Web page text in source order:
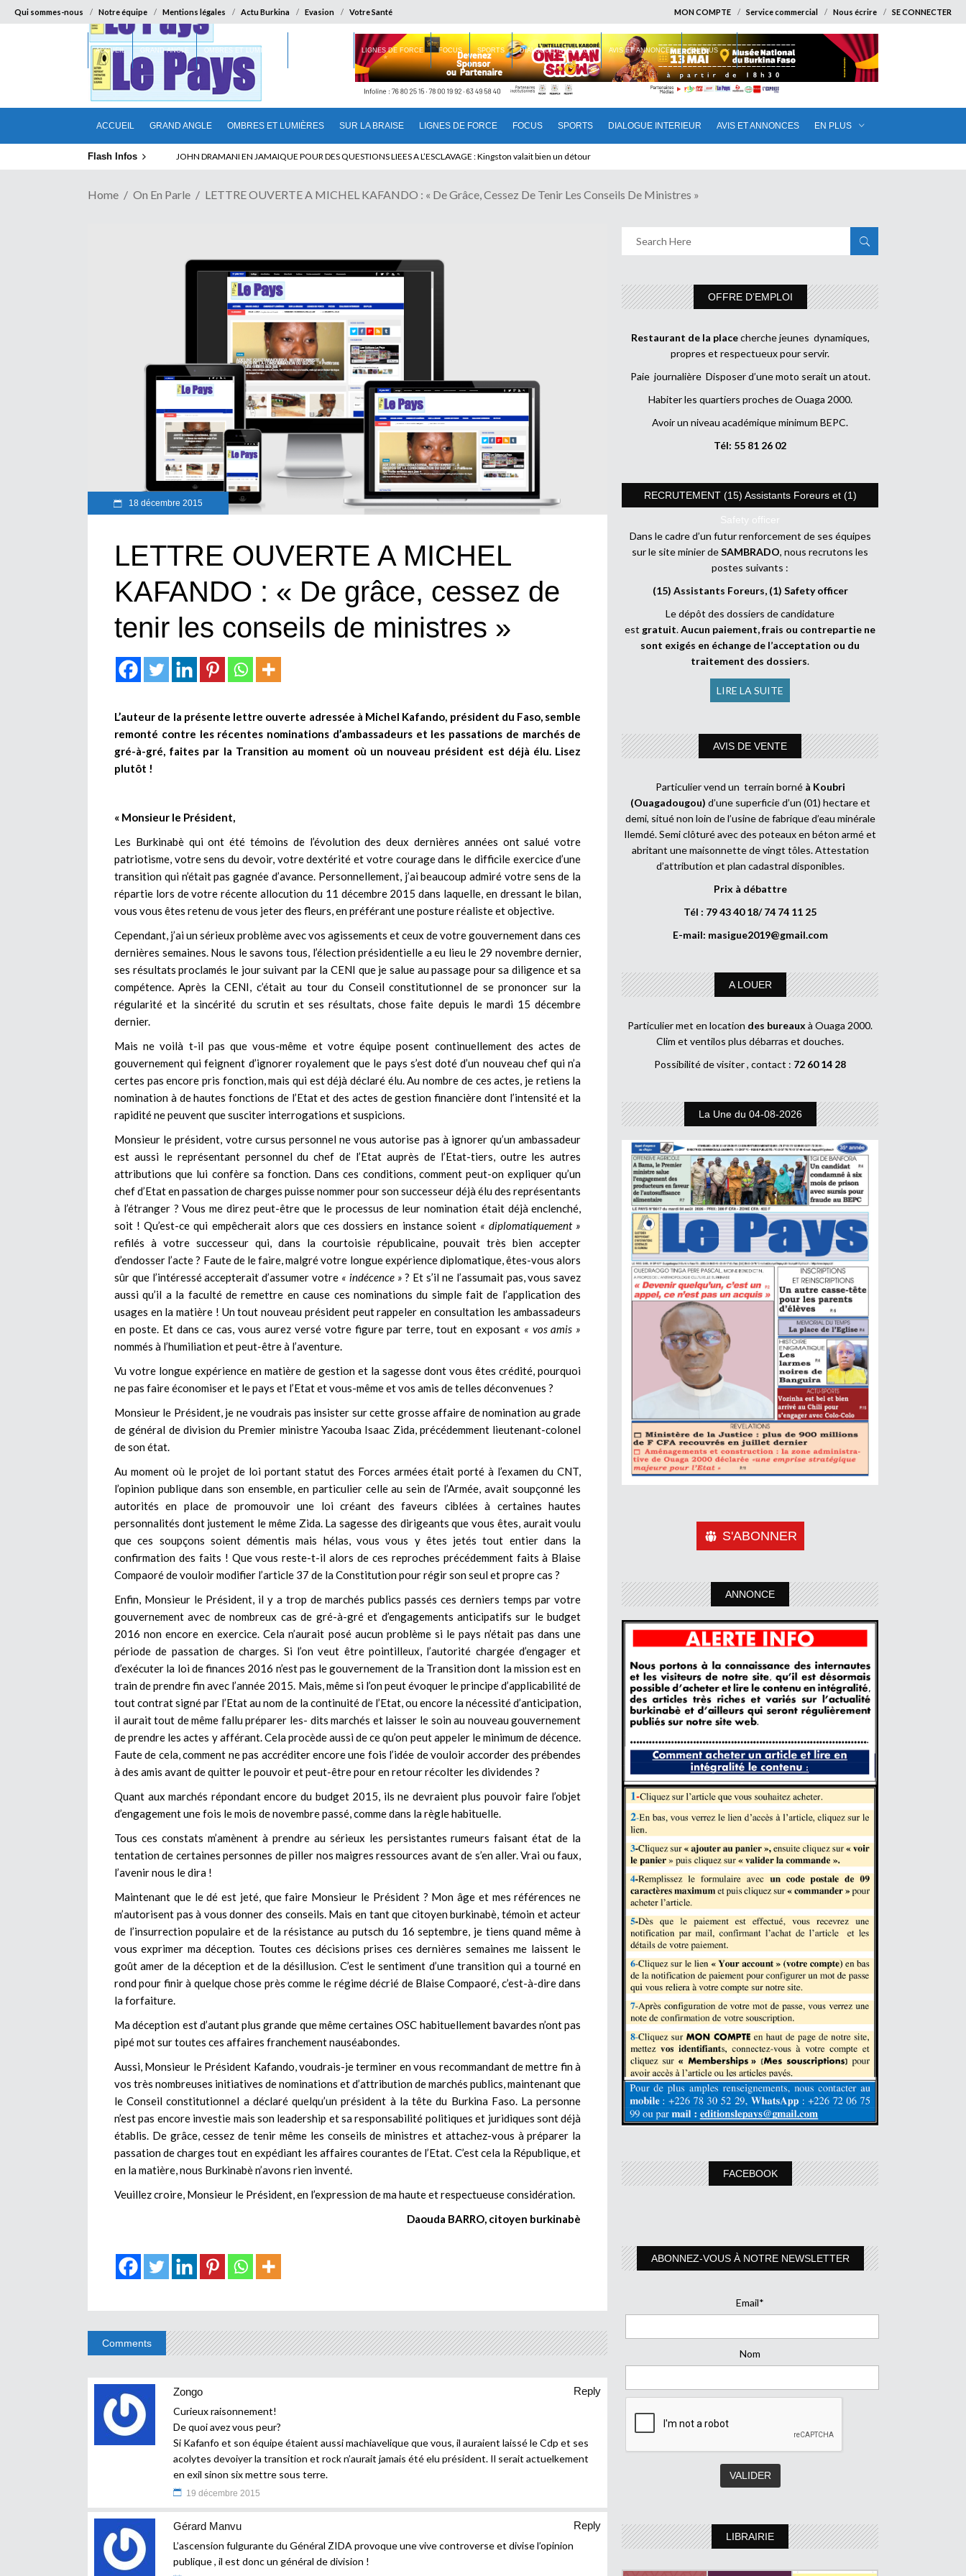
Qui sommes-nous Notre équipe Mentions légales Actu Burkina Evasion Votre Santé MON COMPTE Service commercial Nous écrire SE CONNECTER
ACCUEIL GRAND ANGLE OMBRES ET LUMIÈRES SUR LA BRAISE LIGNES DE FORCE FOCUS SPORTS DIALOGUE INTERIEUR AVIS ET ANNONCES EN PLUS
ACCUEIL GRAND ANGLE OMBRES ET LUMIÈRES LIGNES DE FORCE FOCUS SPORTS DIALOGUE INTERIEUR AVIS ET ANNONCES EN PLUS
Flash Infos JOHN DRAMANI EN JAMAIQUE POUR DES QUESTIONS LIEES A L’ESCLAVAGE : Kingston valait bien un détour
Home On En Parle LETTRE OUVERTE A MICHEL KAFANDO : « De Grâce, Cessez De Tenir Les Conseils De Ministres »
18 décembre 2015
LETTRE OUVERTE A MICHEL
KAFANDO : « De grâce, cessez de
tenir les conseils de ministres »
L’auteur de la présente lettre ouverte adressée à Michel Kafando, président du Faso, semble
remonté contre les récentes nominations d’ambassadeurs et les passations de marchés de
gré-à-gré, faites par la Transition au moment où un nouveau président est déjà élu. Lisez
plutôt !
« Monsieur le Président,
Les Burkinabè qui ont été témoins de l’évolution des deux dernières années ont salué votre
patriotisme, votre sens du devoir, votre dextérité et votre courage dans le difficile exercice d’une
transition qui n’était pas gagnée d’avance. Personnellement, j’ai beaucoup admiré votre sens de la
répartie lors de votre récente allocution du 11 décembre 2015 dans laquelle, en dressant le bilan,
vous vous êtes retenu de vous jeter des fleurs, en préférant une posture réaliste et objective.
Cependant, j’ai un sérieux problème avec vos agissements et ceux de votre gouvernement dans ces
dernières semaines. Nous le savons tous, l’élection présidentielle a eu lieu le 29 novembre dernier,
ses résultats proclamés le jour suivant par la CENI que je salue au passage pour sa diligence et sa
compétence. Après la CENI, c’était au tour du Conseil constitutionnel de se prononcer sur la
régularité et la sincérité du scrutin et ses résultats, chose faite depuis le mardi 15 décembre
dernier.
Mais ne voilà t-il pas que vous-même et votre équipe posent continuellement des actes de
gouvernement qui feignent d’ignorer royalement que le pays s’est doté d’un nouveau chef qui n’a
certes pas encore pris fonction, mais qui est déjà déclaré élu. Au nombre de ces actes, je retiens la
nomination à de hautes fonctions de l’Etat et des actes de gestion financière dont l’intensité et la
rapidité ne peuvent que susciter interrogations et suspicions.
Monsieur le président, votre cursus personnel ne vous autorise pas à ignorer qu’un ambassadeur
est aussi le représentant personnel du chef de l’Etat auprès de l’Etat-tiers, outre les autres
attributions que lui confère sa fonction. Dans ces conditions, comment peut-on expliquer qu’un
chef d’Etat en passation de charges puisse nommer pour son successeur déjà élu des représentants
à l’étranger ? Vous me direz peut-être que le processus de leur nomination était déjà enclenché,
soit ! Qu’est-ce qui empêcherait alors que ces dossiers en instance soient « diplomatiquement »
refilés à votre successeur qui, dans la courtoisie républicaine, pouvait très bien accepter
d’endosser l’acte ? Faute de le faire, malgré votre longue expérience diplomatique, êtes-vous alors
sûr que l’intéressé accepterait d’assumer votre « indécence »? Et s’il ne l’assumait pas, vous savez
aussi qu’il a la faculté de remettre en cause ces nominations du simple fait de l’application des
usages en la matière ! Un tout nouveau président peut rappeler en consultation les ambassadeurs
en poste. Et dans ce cas, vous aurez versé votre figure par terre, tout en exposant « vos amis »
nommés à l’humiliation et peut-être à l’aventure.
Vu votre longue expérience en matière de gestion et la sagesse dont vous êtes crédité, pourquoi
ne pas faire économiser et le pays et l’Etat et vous-même et vos amis de telles déconvenues ?
Monsieur le Président, je ne voudrais pas insister sur cette grosse affaire de nomination au grade
de général de division du Premier ministre Yacouba Isaac Zida, précédemment lieutenant-colonel
de son état.
Au moment où le projet de loi portant statut des Forces armées était porté à l’examen du CNT,
l’opinion publique dans son ensemble, en particulier celle au sein de l’Armée, avait soupçonné les
autorités en place de promouvoir une loi créant des faveurs ciblées à certaines hautes
personnalités dont justement le même Zida. La sagesse des dirigeants que vous êtes, aurait voulu
que ces soupçons soient démentis mais hélas, vous vous y êtes jetés tout entier dans la
confirmation des faits ! Que vous reste-t-il alors de ces reproches précédemment faits à Blaise
Compaoré de vouloir modifier l’article 37 de la Constitution pour régir son seul et propre cas ?
Enfin, Monsieur le Président, il y a trop de marchés publics passés ces derniers temps par votre
gouvernement avec de nombreux cas de gré-à-gré et d’engagements anticipatifs sur le budget
2016 non encore en exercice. Cela n’aurait posé aucun problème si le pays n’était pas dans une
période de passation de charges. Si l’on veut être pointilleux, l’autorité chargée d’engager et
d’exécuter la loi de finances 2016 n’est pas le gouvernement de la Transition dont la mission est en
train de prendre fin avec l’année 2015. Mais, même si l’on peut évoquer le principe d’applicabilité de
tout contrat signé par l’Etat au nom de la continuité de l’Etat, ou encore la nécessité d’anticipation,
il aurait tout de même fallu préparer les- dits marchés et laisser le soin au nouveau gouvernement
de prendre les actes y afférant. Cela procède aussi de ce qu’on peut appeler le minimum de décence.
Faute de cela, comment ne pas accréditer encore une fois l’idée de vouloir accorder des prébendes
à des amis avant de quitter le pouvoir et peut-être pour en retour récolter les dividendes ?
Quant aux marchés répondant encore du budget 2015, ils ne devraient plus pouvoir faire l’objet
d’engagement une fois le mois de novembre passé, comme dans la règle habituelle.
Tous ces constats m’amènent à prendre au sérieux les persistantes rumeurs faisant état de la
tentation de certaines personnes de piller nos maigres ressources avant de s’en aller. Vrai ou faux,
l’avenir nous le dira !
Maintenant que le dé est jeté, que faire Monsieur le Président ? Mon âge et mes références ne
m’autorisent pas à vous donner des conseils. Mais en tant que citoyen burkinabè, témoin et acteur
de l’insurrection populaire et de la résistance au putsch du 16 septembre, je tiens quand même à
vous exprimer ma déception. Toutes ces décisions prises ces dernières semaines me laissent le
goût amer de la déception et de la désillusion. C’est le sentiment d’une transition qui a tourné en
rond pour finir à quelque chose près comme le régime décrié de Blaise Compaoré, c’est-à-dire dans
la forfaiture.
Ma déception est d’autant plus grande que même certaines OSC habituellement bavardes n’ont pas
pipé mot sur toutes ces affaires franchement nauséabondes.
Aussi, Monsieur le Président Kafando, voudrais-je terminer en vous recommandant de mettre fin à
vos très nombreuses initiatives de nominations et d’attribution de marchés publics, maintenant que
le Conseil constitutionnel a déclaré quelqu’un président à la tête du Burkina Faso. La personne
n’est pas encore investie mais son leadership et sa responsabilité politiques et juridiques sont déjà
établis. De grâce, cessez de tenir même les conseils de ministres et attachez-vous à préparer la
passation de charges tout en expédiant les affaires courantes de l’Etat. C’est cela la République, et
en la matière, nous Burkinabè n’avons rien inventé.
Veuillez croire, Monsieur le Président, en l’expression de ma haute et respectueuse considération.
Daouda BARRO, citoyen burkinabè
Comments
Zongo
Reply
Curieux raisonnement!
De quoi avez vous peur?
Si Kafanfo et son équipe étaient aussi machiavelique que vous, il auraient laissé le Cdp et ses
acolytes devoiyer la transition et rock n’aurait jamais été elu président. Il serait actuelkement
en exil sinon six mettre sous terre.
19 décembre 2015
Gérard Manvu
Reply
L’ascension fulgurante du Général ZIDA provoque une vive controverse et divise l’opinion
publique , il est donc un général de division !
OFFRE D’EMPLOI
Restaurant de la placecherche jeunes dynamiques,
propres et respectueux pour servir.
Paie journalière Disposer d’une moto serait un atout.
Habiter les quartiers proches de Ouaga 2000.
Avoir un niveau académique minimum BEPC.
Tél: 55 81 26 02
RECRUTEMENT (15) Assistants Foreurs et (1)
Safety officer
Dans le cadre d’un futur renforcement de ses équipes
sur le site minier deSAMBRADO, nous recrutons les
postes suivants :
(15) Assistants Foreurs, (1) Safety officer
Le dépôt des dossiers de candidature
est gratuit.Aucun paiement, frais ou contrepartie ne
sont exigés en échange de l’acceptation ou du
traitement des dossiers.
LIRE LA SUITE
AVIS DE VENTE
Particulier vend un terrain borné à Koubri
(Ouagadougou) d’une superficie d’un (01) hectare et
demi, situé non loin de l’usine de fabrique d’eau minérale
Ilemdé. Semi clôturé avec des poteaux en béton armé et
abritant une maisonnette de vingt tôles. Attestation
d’attribution et plan cadastral disponibles.
Prix à débattre
Tél : 79 43 40 18/ 74 74 11 25
E-mail: masigue2019@gmail.com
A LOUER
Particulier met en location des bureaux à Ouaga 2000.
Clim et ventilos plus débarras et douches.
Possibilité de visiter , contact : 72 60 14 28
La Une du 04-08-2026
S'ABONNER
ANNONCE
FACEBOOK
ABONNEZ-VOUS À NOTRE NEWSLETTER
Email*
Nom
LIBRAIRIE